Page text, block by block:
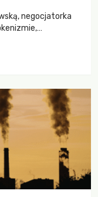
negocjatorka